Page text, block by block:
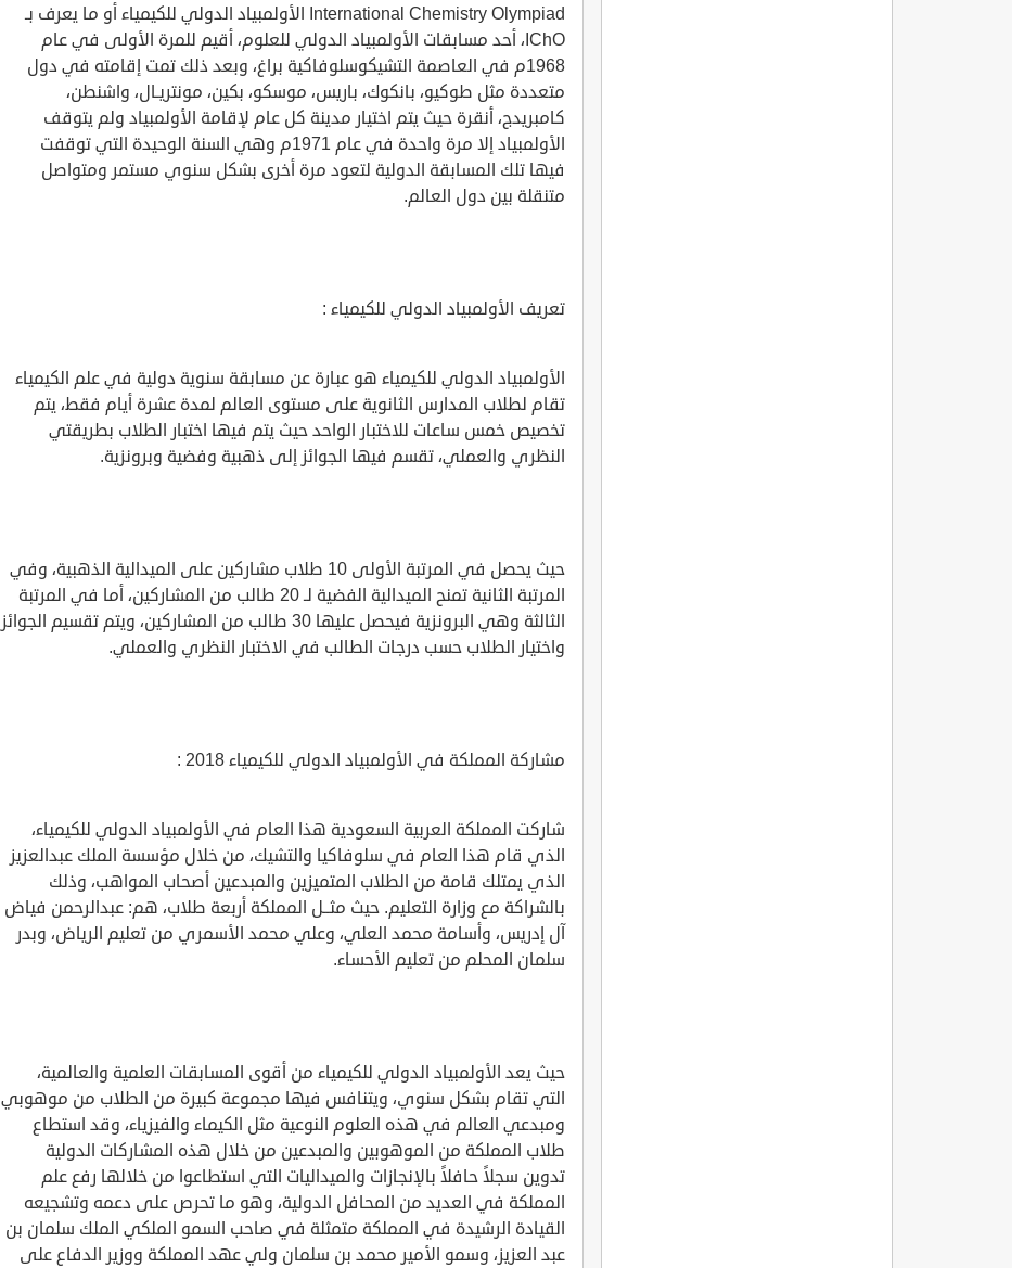
International Chemistry Olympiad الأولمبياد الدولي للكيمياء أو ما يعرف بـ
IChO، أحد مسابقات الأولمبياد الدولي للعلوم، أقيم للمرة الأولى في عام
1968م في العاصمة التشيكوسلوفاكية براغ، وبعد ذلك تمت إقامته في دول
متعددة مثل طوكيو، بانكوك، باريس، موسكو، بكين، مونتريـال، واشنطن،
كامبريدج، أنقرة حيث يتم اختيار مدينة كل عام لإقامة الأولمبياد ولم يتوقف
الأولمبياد إلا مرة واحدة في عام 1971م وهي السنة الوحيدة التي توقفت
فيها تلك المسابقة الدولية لتعود مرة أخرى بشكل سنوي مستمر ومتواصل
متنقلة بين دول العالم.
تعريف الأولمبياد الدولي للكيمياء :
الأولمبياد الدولي للكيمياء هو عبارة عن مسابقة سنوية دولية في علم الكيمياء
تقام لطلاب المدارس الثانوية على مستوى العالم لمدة عشرة أيام فقط، يتم
تخصيص خمس ساعات للاختبار الواحد حيث يتم فيها اختبار الطلاب بطريقتي
النظري والعملي، تقسم فيها الجوائز إلى ذهبية وفضية وبرونزية.
حيث يحصل في المرتبة الأولى 10 طلاب مشاركين على الميدالية الذهبية، وفي
المرتبة الثانية تمنح الميدالية الفضية لـ 20 طالب من المشاركين، أما في المرتبة
الثالثة وهي البرونزية فيحصل عليها 30 طالب من المشاركين، ويتم تقسيم الجوائز
واختيار الطلاب حسب درجات الطالب في الاختبار النظري والعملي.
مشاركة المملكة في الأولمبياد الدولي للكيمياء 2018 :
شاركت المملكة العربية السعودية هذا العام في الأولمبياد الدولي للكيمياء،
الذي قام هذا العام في سلوفاكيا والتشيك، من خلال مؤسسة الملك عبدالعزيز
الذي يمتلك قامة من الطلاب المتميزين والمبدعين أصحاب المواهب، وذلك
بالشراكة مع وزارة التعليم. حيث مثــل المملكة أربعة طلاب، هم: عبدالرحمن فياض
آل إدريس، وأسامة محمد العلي، وعلي محمد الأسمري من تعليم الرياض، وبدر
سلمان المحلم من تعليم الأحساء.
حيث يعد الأولمبياد الدولي للكيمياء من أقوى المسابقات العلمية والعالمية،
التي تقام بشكل سنوي، ويتنافس فيها مجموعة كبيرة من الطلاب من موهوبي
ومبدعي العالم في هذه العلوم النوعية مثل الكيماء والفيزياء، وقد استطاع
طلاب المملكة من الموهوبين والمبدعين من خلال هذه المشاركات الدولية
تدوين سجلاً حافلاً بالإنجازات والميداليات التي استطاعوا من خلالها رفع علم
المملكة في العديد من المحافل الدولية، وهو ما تحرص على دعمه وتشجيعه
القيادة الرشيدة في المملكة متمثلة في صاحب السمو الملكي الملك سلمان بن
عبد العزيز، وسمو الأمير محمد بن سلمان ولي عهد المملكة ووزير الدفاع على